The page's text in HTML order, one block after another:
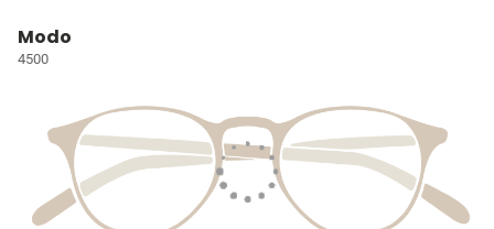
Modo
4500